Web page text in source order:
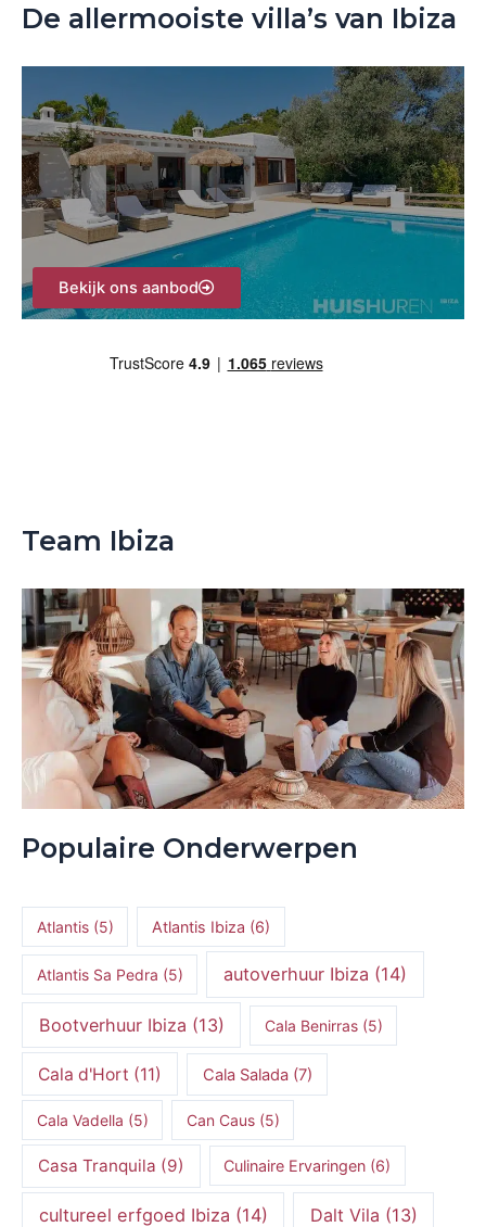
a
a
r
:
De allermooiste villa’s van Ibiza
Bekijk ons aanbod
Team Ibiza
Populaire Onderwerpen
Atlantis(5) Atlantis Ibiza (6)
Atlantis Sa Pedra (5) autoverhuur Ibiza (14)
Bootverhuur Ibiza (13) Cala Benirras(5)
Cala d'Hort (11) Cala Salada(7)
Cala Vadella (5) Can Caus(5)
Casa Tranquila (9) Culinaire Ervaringen (6)
cultureel erfgoed Ibiza (14) Dalt Vila (13)